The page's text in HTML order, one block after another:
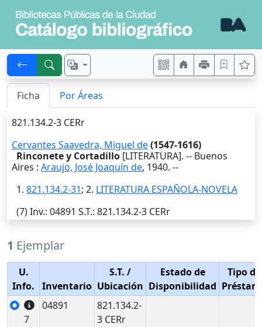
Ficha Por Áreas
821.134.2-3 CERr
Cervantes Saavedra, Miguel de(1547-1616)
Rinconete y Cortadillo [LITERATURA]. -- Buenos
Aires : Araujo, José Joaquín de, 1940. --
1. 821.134.2-31; 2. LITERATURA ESPAÑOLA-NOVELA
(7)Inv.: 04891 S.T.: 821.134.2-3 CERr
1 Ejemplar
U.
Info.
Inventario
S.T. /
Ubicación
Estado de
Disponibilidad
Tipo de
7
04891
821.134.2-
3 CERr